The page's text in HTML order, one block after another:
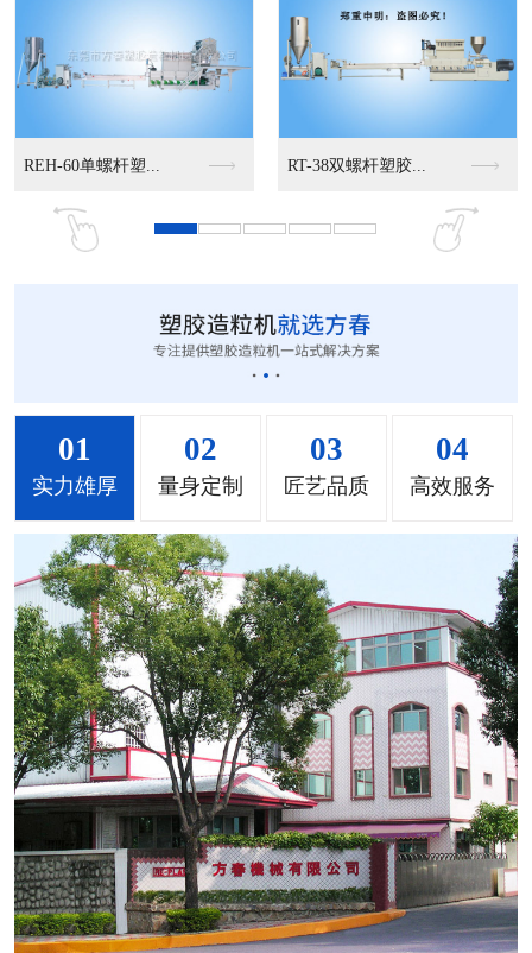
MS-50立式混色机... MS-100立式混色...
MS-200立式混色...
MH-1000立式混... MH-2000塑料混...
MH-4000塑胶混... MH-6000塑料混...
01
实力雄厚
02
量身定制
03
匠艺品质
04
高效服务